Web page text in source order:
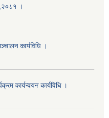
।
कार्यविधि ।
कार्यन्वयन कार्यविधि ।